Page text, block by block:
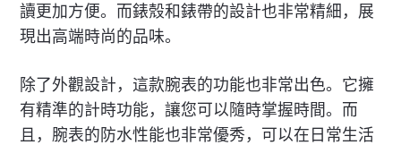
讀更加方便。而錶殼和錶帶的設計也非常精細，展
現出高端時尚的品味。
除了外觀設計，這款腕表的功能也非常出色。它擁
有精準的計時功能，讓您可以隨時掌握時間。而
且，腕表的防水性能也非常優秀，可以在日常生活